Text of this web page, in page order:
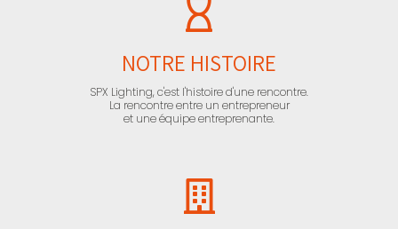
NOTRE HISTOIRE
SPX Lighting, c'est l'histoire d'une rencontre.
La rencontre entre un entrepreneur
et une équipe entreprenante.